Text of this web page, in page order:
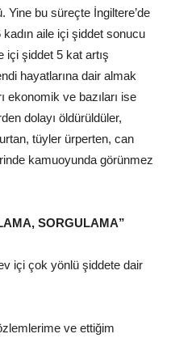
Yine bu süreçte İngiltere’de
aile içi şiddet sonucu
içi şiddet 5 kat artış
hayatlarına dair almak
ekonomik ve bazıları ise
dolayı öldürüldüler,
tüyler ürperten, can
kamuoyunda görünmez
SORGULAMA”
içi çok yönlü şiddete dair
ve ettiğim